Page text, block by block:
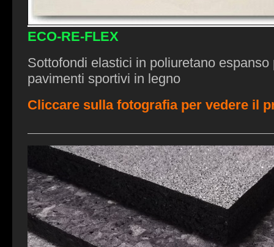
ECO-RE-FLEX
Sottofondi elastici in poliuretano espanso
pavimenti sportivi in legno
Cliccare sulla fotografia per vedere il